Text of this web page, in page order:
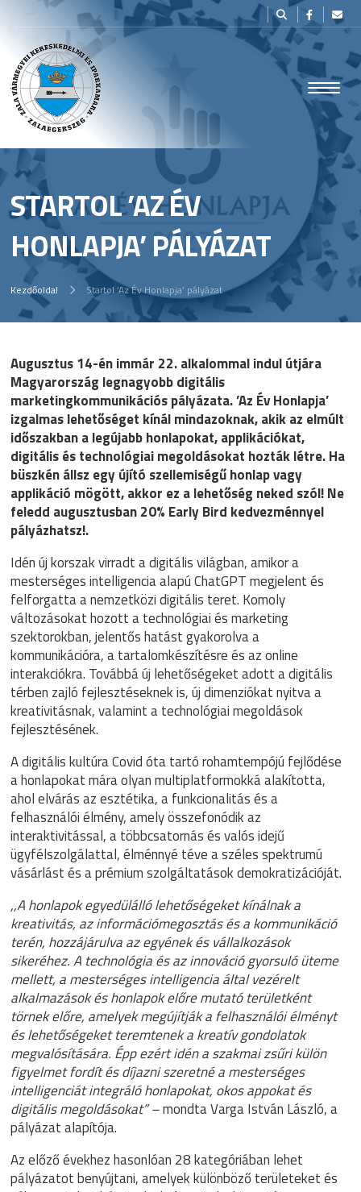
STARTOL ’AZ ÉV
HONLAPJA’ PÁLYÁZAT
Kezdőoldal Startol ’Az Év Honlapja’ pályázat
Augusztus 14-én immár 22. alkalommal indul útjára
Magyarország legnagyobb digitális
marketingkommunikációs pályázata. ’Az Év Honlapja’
izgalmas lehetőséget kínál mindazoknak, akik az elmúlt
időszakban a legújabb honlapokat, applikációkat,
digitális és technológiai megoldásokat hozták létre. Ha
büszkén állsz egy újító szellemiségű honlap vagy
applikáció mögött, akkor ez a lehetőség neked szól! Ne
feledd augusztusban 20% Early Bird kedvezménnyel
pályázhatsz!.
Idén új korszak virradt a digitális világban, amikor a
mesterséges intelligencia alapú ChatGPT megjelent és
felforgatta a nemzetközi digitális teret. Komoly
változásokat hozott a technológiai és marketing
szektorokban, jelentős hatást gyakorolva a
kommunikációra, a tartalomkészítésre és az online
interakciókra. Továbbá új lehetőségeket adott a digitális
térben zajló fejlesztéseknek is, új dimenziókat nyitva a
kreativitásnak, valamint a technológiai megoldások
fejlesztésének.
A digitális kultúra Covid óta tartó rohamtempójú fejlődése
a honlapokat mára olyan multiplatformokká alakította,
ahol elvárás az esztétika, a funkcionalitás és a
felhasználói élmény, amely összefonódik az
interaktivitással, a többcsatornás és valós idejű
ügyfélszolgálattal, élménnyé téve a széles spektrumú
vásárlást és a prémium szolgáltatások demokratizációját.
,,A honlapok egyedülálló lehetőségeket kínálnak a
kreativitás, az információmegosztás és a kommunikáció
terén, hozzájárulva az egyének és vállalkozások
sikeréhez. A technológia és az innováció gyorsuló üteme
mellett, a mesterséges intelligencia által vezérelt
alkalmazások és honlapok előre mutató területként
törnek előre, amelyek megújítják a felhasználói élményt
és lehetőségeket teremtenek a kreatív gondolatok
megvalósítására. Épp ezért idén a szakmai zsűri külön
figyelmet fordít és díjazni szeretné a mesterséges
intelligenciát integráló honlapokat, okos appokat és
digitális megoldásokat” –mondta Varga István László, a
pályázat alapítója.
Az előző évekhez hasonlóan 28 kategóriában lehet
pályázatot benyújtani, amelyek különböző területeket és